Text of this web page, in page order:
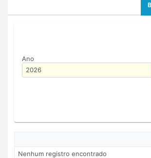
Ano
Nenhum registro encontrado